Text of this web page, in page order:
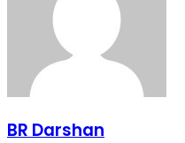
BR Darshan